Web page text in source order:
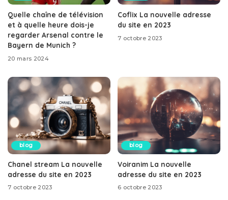
Quelle chaîne de télévision
et à quelle heure dois-je
regarder Arsenal contre le
Bayern de Munich ?
20 mars 2024
Coflix La nouvelle adresse
du site en 2023
7 octobre 2023
blog
Chanel stream La nouvelle
adresse du site en 2023
7 octobre 2023
blog
Voiranim La nouvelle
adresse du site en 2023
6 octobre 2023